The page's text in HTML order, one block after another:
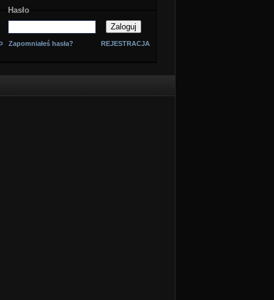
Hasło
Zapomniałeś hasła? REJESTRACJA